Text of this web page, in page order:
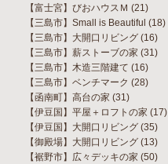
【富士宮】びおハウスＭ (21)
【三島市】Small is Beautiful (18)
【三島市】大開口リビング (16)
【三島市】薪ストーブの家 (31)
【三島市】木造三階建て (16)
【三島市】ベンチマーク (28)
【函南町】高台の家 (31)
【伊豆国】平屋＋ロフトの家 (17)
【伊豆国】大開口リビング (35)
【御殿場】大開口リビング (13)
【裾野市】広々デッキの家 (50)